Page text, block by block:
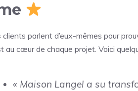
clients parlent d’eux-mêmes pour
au cœur de chaque projet. Voici
« Maison Langel a su